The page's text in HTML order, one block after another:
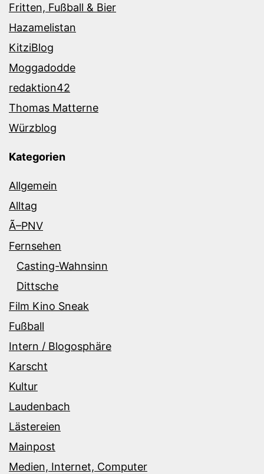
Fritten, Fußball & Bier
Hazamelistan
KitziBlog
Moggadodde
redaktion42
Thomas Matterne
Würzblog
Kategorien
Allgemein
Alltag
Ã–PNV
Fernsehen
Casting-Wahnsinn
Dittsche
Film Kino Sneak
Fußball
Intern / Blogosphäre
Karscht
Kultur
Laudenbach
Lästereien
Mainpost
Medien, Internet, Computer